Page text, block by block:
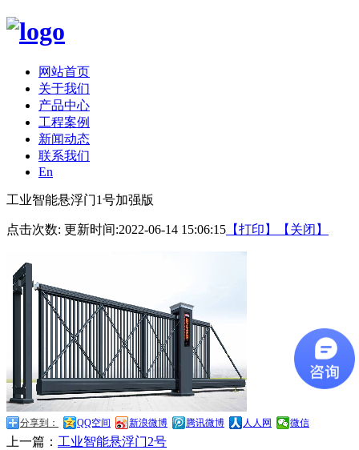
网站首页
关于我们
产品中心
工程案例
新闻动态
联系我们
En
工业智能悬浮门1号加强版
点击次数: 更新时间:2022-06-14 15:06:15 【打印】 【关闭】
分享到： QQ空间 新浪微博 腾讯微博 人人网 微信
上一篇： 工业智能悬浮门2号